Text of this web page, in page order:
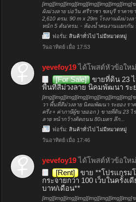
ผังม่วงลาย บ่อวิน ศรีราชา ชลบุรี ราคาข
2,610 ตรม. 90 m x 29m โรงงานผังม่วง
หนัก 5 ตัน/ตรม. - ห้องน้ำคนงานแยกกัน
ฟอรั่ม: สินค้าทั่วไป ไม่มีหมวดหมู่
วันอาทิตย์ เมื่อ 17:53
yevefoy19ได้โพสต์หัวข้อใหม่
[For Sale]
ขายที่ดิน 23 ไ
พื้นที่สีม่วงลาย นิคมพัฒนา ระ
วา พื้นที่สีม่วงลาย นิคมพัฒนา ระยอง รา
ครึ่ง + ค่าภาษีผู้ขายออก ) ขายที่ดิน 23 ไ
ลาย หน้ากว้างติดถนน 80เมตร ลึก...
ฟอรั่ม: สินค้าทั่วไป ไม่มีหมวดหมู่
วันอาทิตย์ เมื่อ 17:46
yevefoy19ได้โพสต์หัวข้อใหม่
[Rent]
ขาย **โปรแกรม
กระจายกว่า 100 เว็บในครั้งเดี
บาท/เดือน**